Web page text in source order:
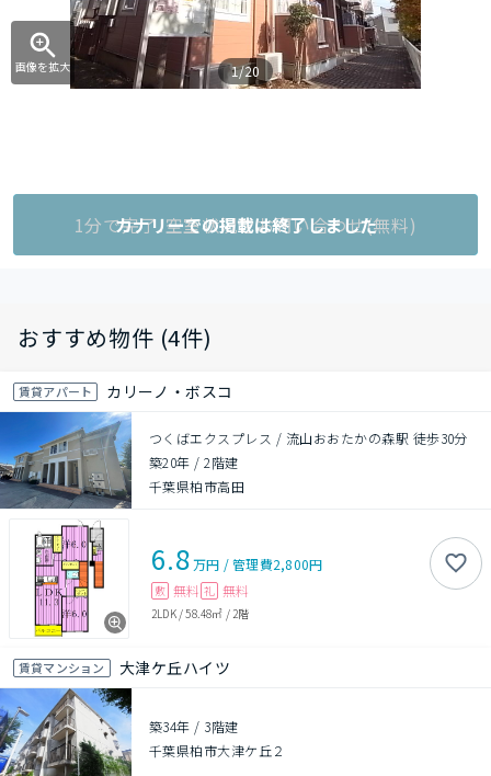
画像を拡大 1/20
1分で完了!空室状況をお問い合わせ(無料)
カナリーでの掲載は終了しました
おすすめ物件 (4件)
賃貸アパート カリーノ・ボスコ
つくばエクスプレス / 流山おおたかの森駅 徒歩30分
築20年 /2階建
千葉県柏市高田
6.8万円 /管理費2,800円
敷 無料 礼 無料
2LDK/58.48㎡ / 2階
賃貸マンション 大津ケ丘ハイツ
築34年 / 3階建
千葉県柏市大津ケ丘２